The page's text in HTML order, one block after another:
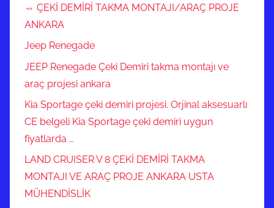
⇔ ÇEKİ DEMİRİ TAKMA MONTAJI/ARAÇ PROJE
ANKARA
Jeep Renegade
JEEP Renegade Çeki Demiri takma montajı ve
araç projesi ankara
Kia Sportage çeki demiri projesi. Orjinal aksesuarlı
CE belgeli Kia Sportage çeki demiri uygun
fiyatlarda …
LAND CRUISER V 8 ÇEKİ DEMİRİ TAKMA
MONTAJI VE ARAÇ PROJE ANKARA USTA
MÜHENDİSLİK